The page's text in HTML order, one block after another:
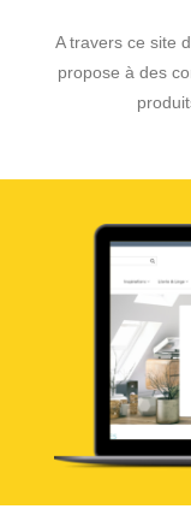
A travers ce site
propose à des